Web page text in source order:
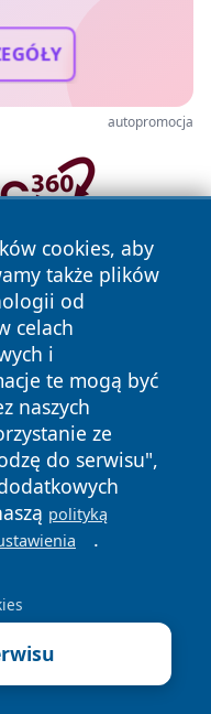
autopromocja
cookies, aby
także plików
od
celach
i
te mogą być
naszych
ze
do serwisu",
polityką
.
prawa
Polityka
Cookies